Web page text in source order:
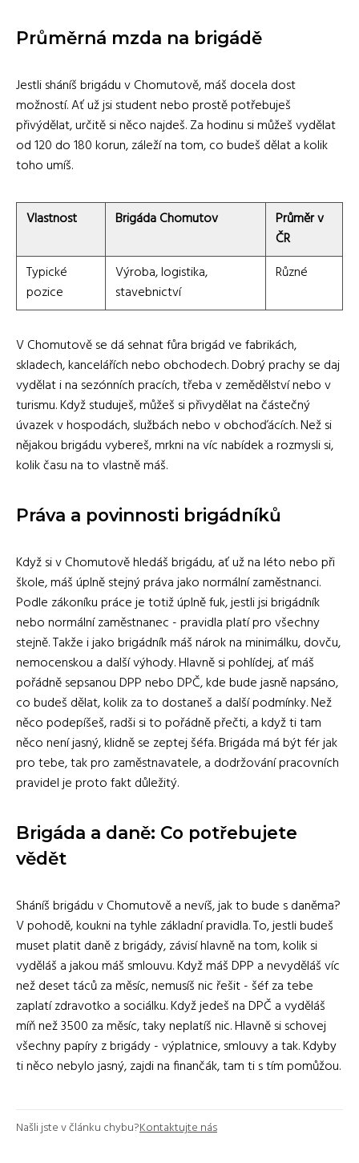
Průměrná mzda na brigádě
Jestli sháníš brigádu v Chomutově, máš docela dost
možností. Ať už jsi student nebo prostě potřebuješ
přivýdělat, určitě si něco najdeš. Za hodinu si můžeš vydělat
od 120 do 180 korun, záleží na tom, co budeš dělat a kolik
toho umíš.
Vlastnost Brigáda Chomutov
Průměr v
ČR
Typické
pozice
Výroba, logistika,
stavebnictví
Různé
V Chomutově se dá sehnat fůra brigád ve fabrikách,
skladech, kancelářích nebo obchodech. Dobrý prachy se daj
vydělat i na sezónních pracích, třeba v zemědělství nebo v
turismu. Když studuješ, můžeš si přivydělat na částečný
úvazek v hospodách, službách nebo v obchoďácích. Než si
nějakou brigádu vybereš, mrkni na víc nabídek a rozmysli si,
kolik času na to vlastně máš.
Práva a povinnosti brigádníků
Když si v Chomutově hledáš brigádu, ať už na léto nebo při
škole, máš úplně stejný práva jako normální zaměstnanci.
Podle zákoníku práce je totiž úplně fuk, jestli jsi brigádník
nebo normální zaměstnanec - pravidla platí pro všechny
stejně. Takže i jako brigádník máš nárok na minimálku, dovču,
nemocenskou a další výhody. Hlavně si pohlídej, ať máš
pořádně sepsanou DPP nebo DPČ, kde bude jasně napsáno,
co budeš dělat, kolik za to dostaneš a další podmínky. Než
něco podepíšeš, radši si to pořádně přečti, a když ti tam
něco není jasný, klidně se zeptej šéfa. Brigáda má být fér jak
pro tebe, tak pro zaměstnavatele, a dodržování pracovních
pravidel je proto fakt důležitý.
Brigáda a daně: Co potřebujete
vědět
Sháníš brigádu v Chomutově a nevíš, jak to bude s daněma?
V pohodě, koukni na tyhle základní pravidla. To, jestli budeš
muset platit daně z brigády, závisí hlavně na tom, kolik si
vyděláš a jakou máš smlouvu. Když máš DPP a nevyděláš víc
než deset táců za měsíc, nemusíš nic řešit - šéf za tebe
zaplatí zdravotko a sociálku. Když jedeš na DPČ a vyděláš
míň než 3500 za měsíc, taky neplatíš nic. Hlavně si schovej
všechny papíry z brigády - výplatnice, smlouvy a tak. Kdyby
ti něco nebylo jasný, zajdi na finančák, tam ti s tím pomůžou.
Našli jste v článku chybu?Kontaktujte nás